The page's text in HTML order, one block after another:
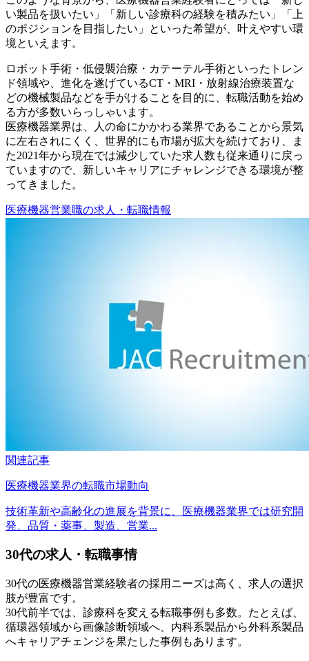
い製品を扱いたい」「新しい診療科の経験を積みたい」「上
のポジションを目指したい」といった希望が、叶えやすい環
境といえます。
ロボット手術・低侵襲治療・カテーテル手術といったトレン
ド領域や、進化を遂げているCT・MRI・放射線治療装置な
どの機械製品などを手がけることを目的に、転職活動を始め
る方が多数いらっしゃいます。
医療機器業界は、人の命にかかわる業界であることから景気
に左右されにくく、世界的にも市場が拡大を続けており、ま
た2021年から現在では減少していた求人数も従来通りに戻っ
ていますので、新しいキャリアにチャレンジできる環境が整
ってきました。
医療機器営業職の求人・転職情報
関連記事
医療機器業界の転職市場動向
技術革新や高齢化の進展を背景に、医療機器業界では研究開
発、品質・薬事、製造、営業...
30代の求人・転職事情
30代の医療機器営業経験者の採用ニーズは高く、求人の選択
肢が豊富です。
30代前半では、診療科を変える転職事例も多数。たとえば、
循環器領域から画像診断領域へ、内科系製品から外科系製品
へキャリアチェンジを果たした事例もあります。